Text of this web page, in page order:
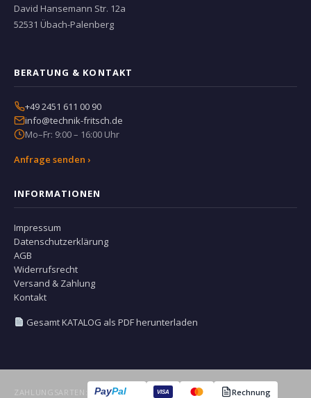
David Hansemann Str. 12a
52531 Übach-Palenberg
BERATUNG & KONTAKT
+49 2451 611 00 90
info@technik-fritsch.de
Mo–Fr: 9:00 – 16:00 Uhr
Anfrage senden ›
INFORMATIONEN
Impressum
Datenschutzerklärung
AGB
Widerrufsrecht
Versand & Zahlung
Kontakt
Gesamt KATALOG als PDF herunterladen
ZAHLUNGSARTEN: PayPal VISA Rechnung